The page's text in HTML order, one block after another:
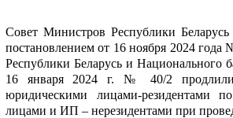
Совет Министров Республики
постановлением от 16 ноября 2024
Республики Беларусь и Национального
16 января 2024 г. № 40/2
юридическими лицами-резидентами
лицами и ИП – нерезидентами при